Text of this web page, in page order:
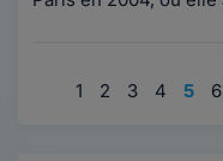
1 2 3 4 5 6